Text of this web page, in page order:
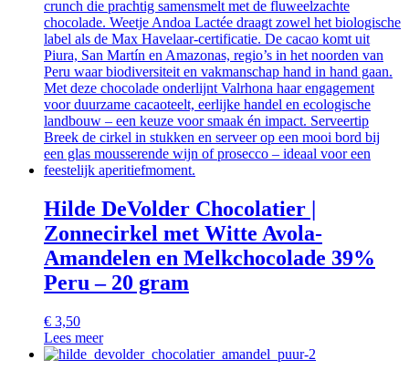
Hilde DeVolder Chocolatier |
Zonnecirkel met Witte Avola-
Amandelen en Melkchocolade 39%
Peru – 20 gram
€ 3,50
Lees meer